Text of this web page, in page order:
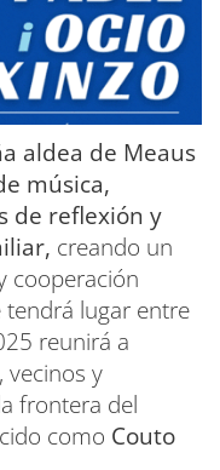
aldea de Meaus
música,
de reflexión y
creando un
cooperación
lugar entre
reunirá a
vecinos y
frontera del
como Couto